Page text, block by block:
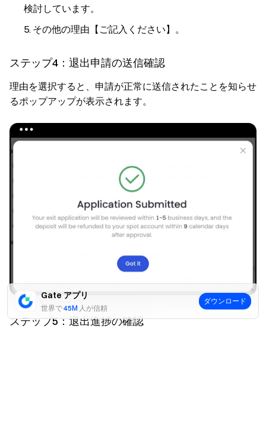
Gate アプリ
世界で45M 人が信頼
ダウンロード
検討しています。
その他の理由【ご記入ください】。
ステップ4：退出申請の送信確認
理由を選択すると、申請が正常に送信されたことを知らせ
るポップアップが表示されます。
ステップ5：退出進捗の確認